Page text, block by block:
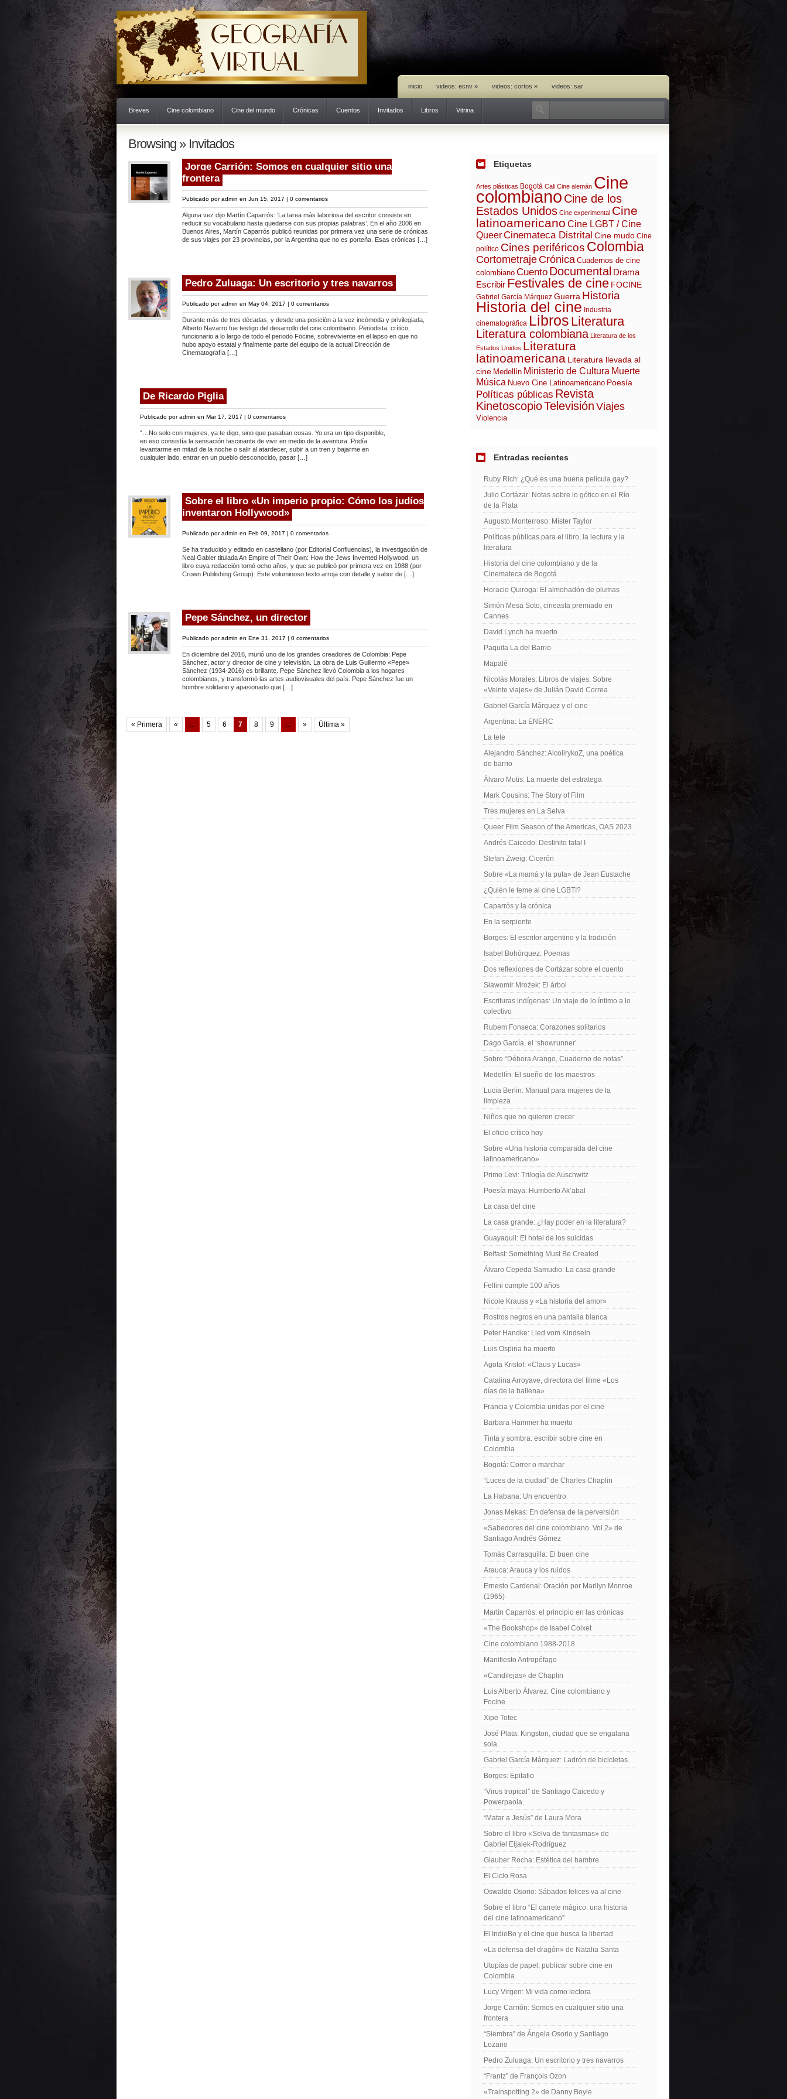
inicio videos: ecnv » videos: cortos » videos: sar
Breves Cine colombiano Cine del mundo Crónicas Cuentos Invitados Libros Vitrina
Browsing » Invitados
Jorge Carrión: Somos en cualquier sitio una
frontera
Publicado poradmin en Jun 15, 2017 | 0 comentarios
Alguna vez dijo Martín Caparrós: ‘La tarea más laboriosa del escritor consiste en
reducir su vocabulario hasta quedarse con sus propias palabras’. En el año 2006 en
Buenos Aires, Martín Caparrós publicó reunidas por primera vez una serie de crónicas
de sus viajes por 23 provincias, por la Argentina que no es porteña. Esas crónicas […]
Pedro Zuluaga: Un escritorio y tres navarros
Publicado poradmin en May 04, 2017 | 0 comentarios
Durante más de tres décadas, y desde una posición a la vez incómoda y privilegiada,
Alberto Navarro fue testigo del desarrollo del cine colombiano. Periodista, crítico,
funcionario a lo largo de todo el periodo Focine, sobreviviente en el lapso en que no
hubo apoyo estatal y finalmente parte del equipo de la actual Dirección de
Cinematografía […]
De Ricardo Piglia
Publicado poradmin en Mar 17, 2017 | 0 comentarios
“…No solo con mujeres, ya te digo, sino que pasaban cosas. Yo era un tipo disponible,
en eso consistía la sensación fascinante de vivir en medio de la aventura. Podía
levantarme en mitad de la noche o salir al atardecer, subir a un tren y bajarme en
cualquier lado, entrar en un pueblo desconocido, pasar […]
Sobre el libro «Un imperio propio: Cómo los judíos
inventaron Hollywood»
Publicado poradmin en Feb 09, 2017 | 0 comentarios
Se ha traducido y editado en castellano (por Editorial Confluencias), la investigación de
Neal Gabler titulada An Empire of Their Own: How the Jews Invented Hollywood, un
libro cuya redacción tomó ocho años, y que se publicó por primera vez en 1988 (por
Crown Publishing Group). Este voluminoso texto arroja con detalle y sabor de […]
Pepe Sánchez, un director
Publicado poradmin en Ene 31, 2017 | 0 comentarios
En diciembre del 2016, murió uno de los grandes creadores de Colombia: Pepe
Sánchez, actor y director de cine y televisión. La obra de Luis Guillermo «Pepe»
Sánchez (1934-2016) es brillante. Pepe Sánchez llevó Colombia a los hogares
colombianos, y transformó las artes audiovisuales del país. Pepe Sánchez fue un
hombre solidario y apasionado que […]
« Primera « ... 5 6 7 8 9 ... » Última »
Etiquetas
Artes plásticas Bogotá Cali Cine alemán Cine
colombiano Cine de los
Estados Unidos Cine experimental Cine
latinoamericano Cine LGBT / Cine
QueerCinemateca Distrital Cine mudo Cine
político Cines periféricos Colombia
Cortometraje Crónica Cuadernos de cine
colombiano Cuento Documental Drama
Escribir Festivales de cine FOCINE
Gabriel García Márquez Guerra Historia
Historia del cine Industria
cinematográfica Libros Literatura
Literatura colombiana Literatura de los
Estados Unidos Literatura
latinoamericana Literatura llevada al
cine Medellín Ministerio de Cultura Muerte
Música Nuevo Cine Latinoamericano Poesía
Políticas públicas Revista
KinetoscopioTelevisiónViajes
Violencia
Entradas recientes
Ruby Rich: ¿Qué es una buena película gay?
Julio Cortázar: Notas sobre lo gótico en el Río
de la Plata
Augusto Monterroso: Míster Taylor
Políticas públicas para el libro, la lectura y la
literatura
Historia del cine colombiano y de la
Cinemateca de Bogotá
Horacio Quiroga: El almohadón de plumas
Simón Mesa Soto, cineasta premiado en
Cannes
David Lynch ha muerto
Paquita La del Barrio
Mapalé
Nicolás Morales: Libros de viajes. Sobre
«Veinte viajes» de Julián David Correa
Gabriel García Márquez y el cine
Argentina: La ENERC
La tele
Alejandro Sánchez: AlcolirykoZ, una poética
de barrio
Álvaro Mutis: La muerte del estratega
Mark Cousins: The Story of Film
Tres mujeres en La Selva
Queer Film Season of the Americas, OAS 2023
Andrés Caicedo: Destinito fatal I
Stefan Zweig: Cicerón
Sobre «La mamá y la puta» de Jean Eustache
¿Quién le teme al cine LGBTI?
Caparrós y la crónica
En la serpiente
Borges: El escritor argentino y la tradición
Isabel Bohórquez: Poemas
Dos reflexiones de Cortázar sobre el cuento
Sławomir Mrożek: El árbol
Escrituras indígenas: Un viaje de lo íntimo a lo
colectivo
Rubem Fonseca: Corazones solitarios
Dago García, el ‘showrunner’
Sobre “Débora Arango, Cuaderno de notas”
Medellín: El sueño de los maestros
Lucia Berlin: Manual para mujeres de la
limpieza
Niños que no quieren crecer
El oficio crítico hoy
Sobre «Una historia comparada del cine
latinoamericano»
Primo Levi: Trilogía de Auschwitz
Poesía maya: Humberto Ak’abal
La casa del cine
La casa grande: ¿Hay poder en la literatura?
Guayaquil: El hotel de los suicidas
Belfast: Something Must Be Created
Álvaro Cepeda Samudio: La casa grande
Fellini cumple 100 años
Nicole Krauss y «La historia del amor»
Rostros negros en una pantalla blanca
Peter Handke: Lied vom Kindsein
Luis Ospina ha muerto
Agota Kristof: «Claus y Lucas»
Catalina Arroyave, directora del filme «Los
días de la ballena»
Francia y Colombia unidas por el cine
Barbara Hammer ha muerto
Tinta y sombra: escribir sobre cine en
Colombia
Bogotá: Correr o marchar
“Luces de la ciudad” de Charles Chaplin
La Habana: Un encuentro
Jonas Mekas: En defensa de la perversión
«Sabedores del cine colombiano. Vol.2» de
Santiago Andrés Gómez
Tomás Carrasquilla: El buen cine
Arauca: Arauca y los ruidos
Ernesto Cardenal: Oración por Marilyn Monroe
(1965)
Martín Caparrós: el principio en las crónicas
«The Bookshop» de Isabel Coixet
Cine colombiano 1988-2018
Manifiesto Antropófago
«Candilejas» de Chaplin
Luis Alberto Álvarez: Cine colombiano y
Focine
Xipe Totec
José Plata: Kingston, ciudad que se engalana
sola.
Gabriel García Márquez: Ladrón de bicicletas.
Borges: Epitafio
“Virus tropical” de Santiago Caicedo y
Powerpaola.
“Matar a Jesús” de Laura Mora
Sobre el libro «Selva de fantasmas» de
Gabriel Eljaiek-Rodríguez
Glauber Rocha: Estética del hambre.
El Ciclo Rosa
Oswaldo Osorio: Sábados felices va al cine
Sobre el libro “El carrete mágico: una historia
del cine latinoamericano”
El IndieBo y el cine que busca la libertad
«La defensa del dragón» de Natalia Santa
Utopías de papel: publicar sobre cine en
Colombia
Lucy Virgen: Mi vida como lectora
Jorge Carrión: Somos en cualquier sitio una
frontera
“Siembra” de Ángela Osorio y Santiago
Lozano
Pedro Zuluaga: Un escritorio y tres navarros
“Frantz” de François Ozon
«Trainspotting 2» de Danny Boyle